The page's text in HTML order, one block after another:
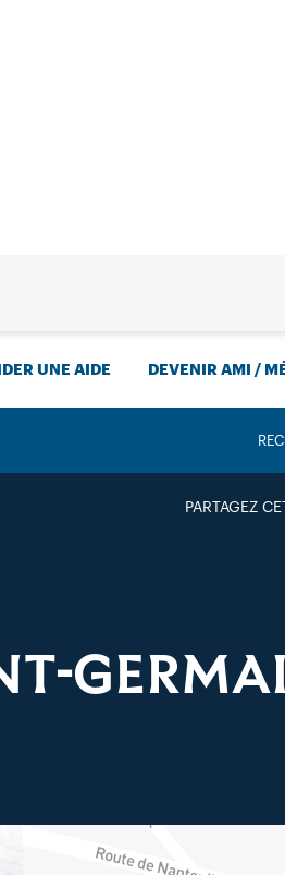
UNE AIDE DEVENIR AMI /
PARTAGEZ